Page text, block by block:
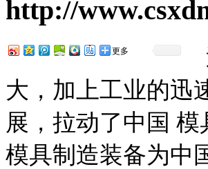
http://
更多
大，加上工业的迅
展，拉动了中国
模具制造装备为